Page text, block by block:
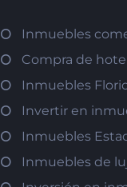
Inmuebles
Compra de
Inmuebles
Invertir en
Inmuebles
Inmuebles de